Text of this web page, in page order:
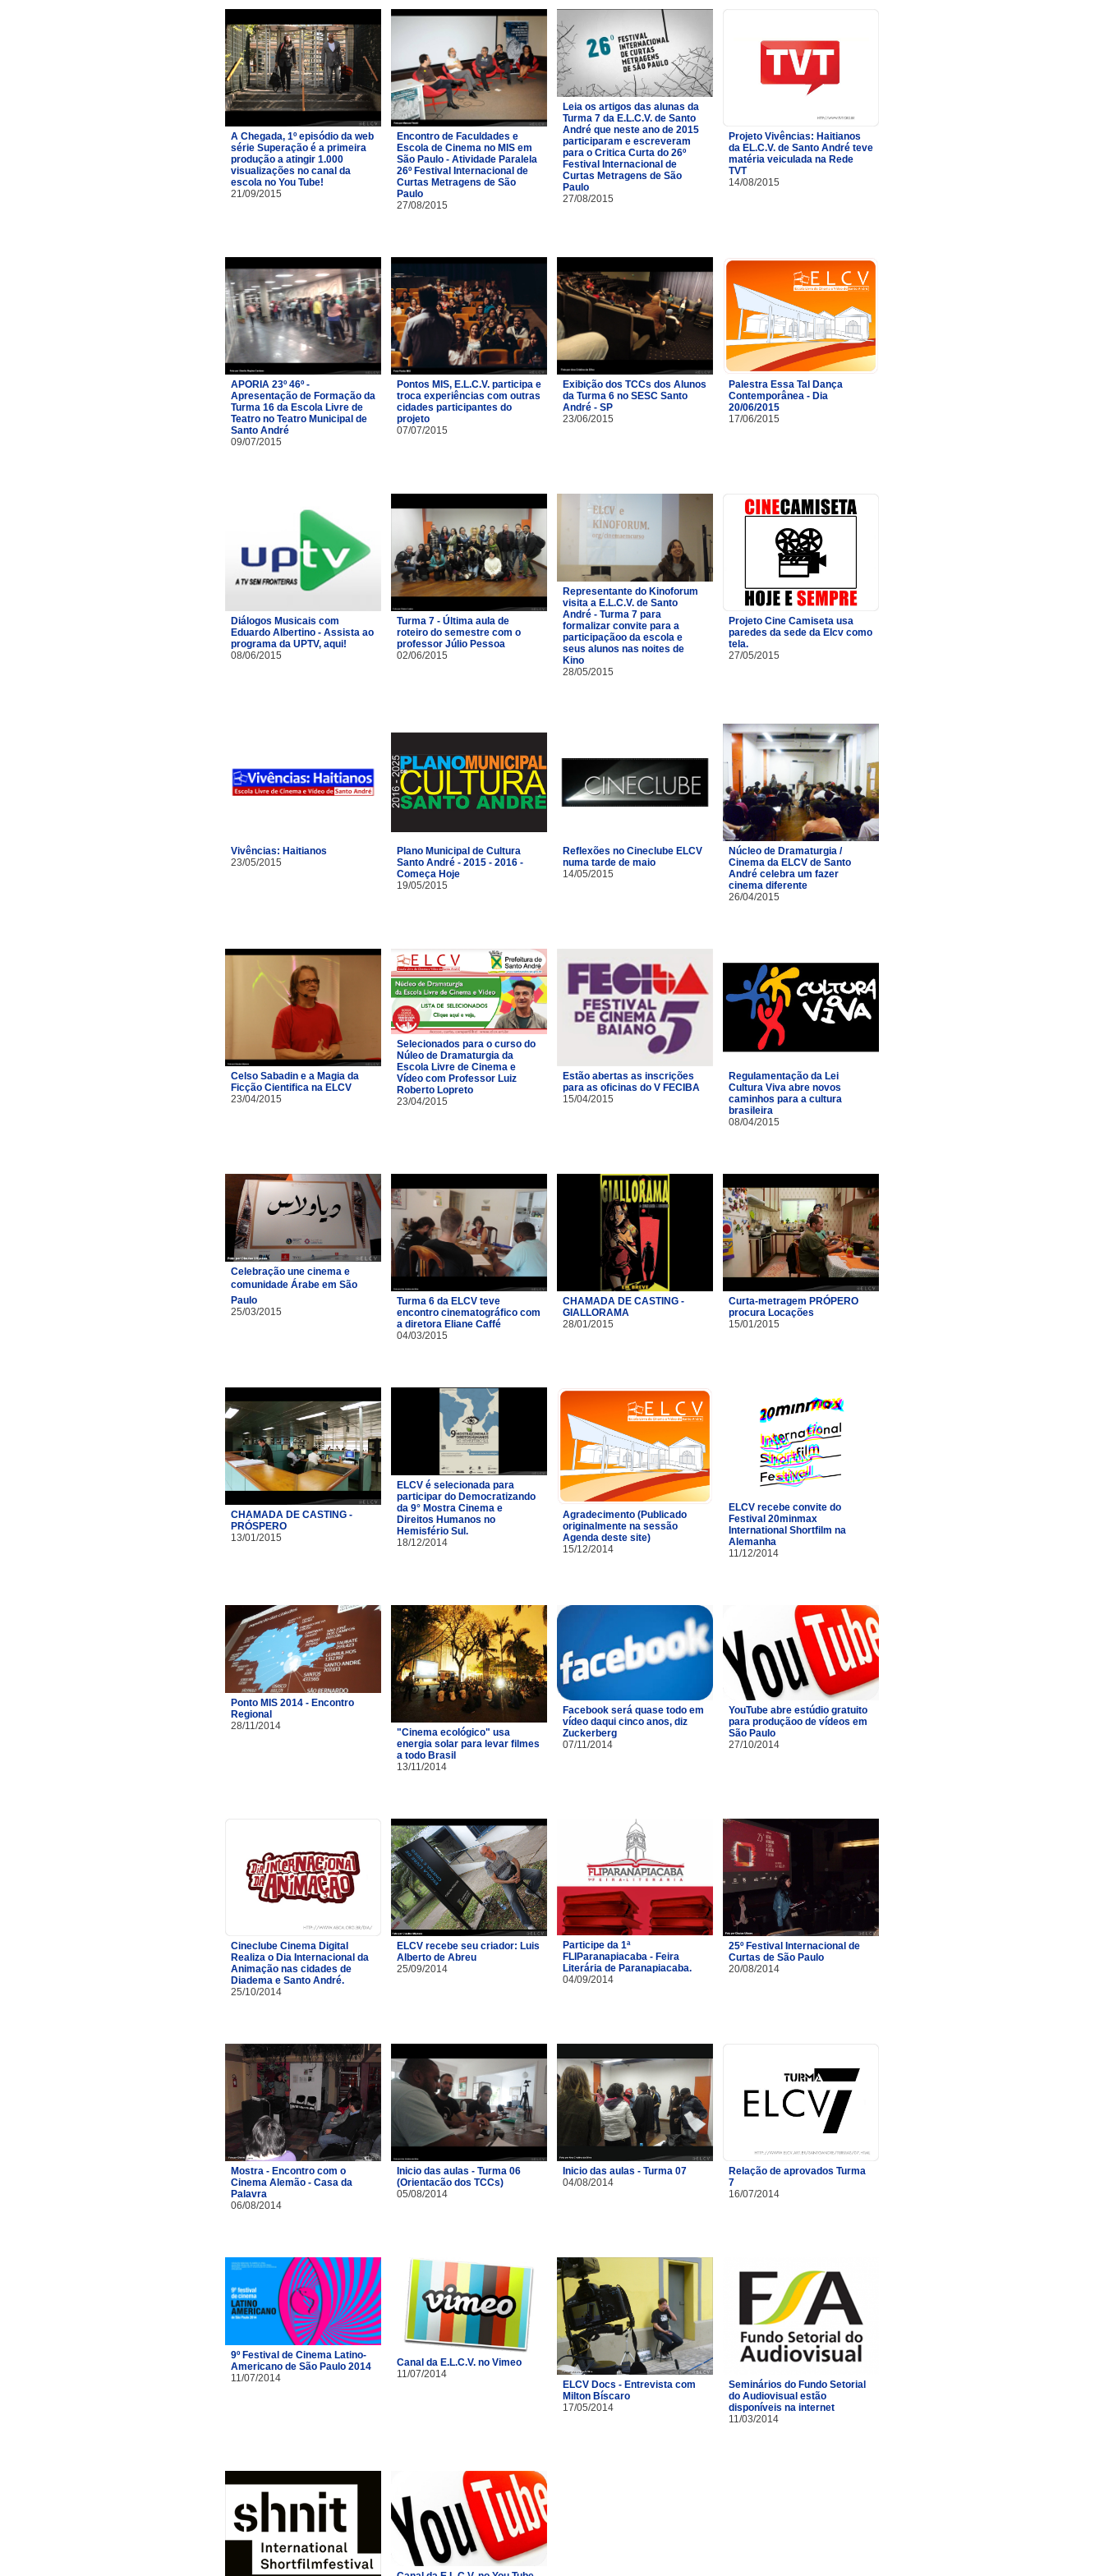
A Chegada, 1º episódio da web
série Superação é a primeira
produção a atingir 1.000
visualizações no canal da
escola no You Tube!
21/09/2015
Encontro de Faculdades e
Escola de Cinema no MIS em
São Paulo - Atividade Paralela
26º Festival Internacional de
Curtas Metragens de São
Paulo
27/08/2015
Leia os artigos das alunas da
Turma 7 da E.L.C.V. de Santo
André que neste ano de 2015
participaram e escreveram
para o Critica Curta do 26º
Festival Internacional de
Curtas Metragens de São
Paulo
27/08/2015
Projeto Vivências: Haitianos
da EL.C.V. de Santo André teve
matéria veiculada na Rede
TVT
14/08/2015
APORIA 23º 46º -
Apresentação de Formação da
Turma 16 da Escola Livre de
Teatro no Teatro Municipal de
Santo André
09/07/2015
Pontos MIS, E.L.C.V. participa e
troca experiências com outras
cidades participantes do
projeto
07/07/2015
Exibição dos TCCs dos Alunos
da Turma 6 no SESC Santo
André - SP
23/06/2015
Palestra Essa Tal Dança
Contemporânea - Dia
20/06/2015
17/06/2015
Diálogos Musicais com
Eduardo Albertino - Assista ao
programa da UPTV, aqui!
08/06/2015
Turma 7 - Última aula de
roteiro do semestre com o
professor Júlio Pessoa
02/06/2015
Representante do Kinoforum
visita a E.L.C.V. de Santo
André - Turma 7 para
formalizar convite para a
participaçãoo da escola e
seus alunos nas noites de
Kino
28/05/2015
Projeto Cine Camiseta usa
paredes da sede da Elcv como
tela.
27/05/2015
Vivências: Haitianos
23/05/2015
Plano Municipal de Cultura
Santo André - 2015 - 2016 -
Começa Hoje
19/05/2015
Reflexões no Cineclube ELCV
numa tarde de maio
14/05/2015
Núcleo de Dramaturgia /
Cinema da ELCV de Santo
André celebra um fazer
cinema diferente
26/04/2015
Celso Sabadin e a Magia da
Ficção Cientifica na ELCV
23/04/2015
Selecionados para o curso do
Núleo de Dramaturgia da
Escola Livre de Cinema e
Vídeo com Professor Luiz
Roberto Lopreto
23/04/2015
Estão abertas as inscrições
para as oficinas do V FECIBA
15/04/2015
Regulamentação da Lei
Cultura Viva abre novos
caminhos para a cultura
brasileira
08/04/2015
Celebração une cinema e
comunidade Árabe em São
Paulo
25/03/2015
Turma 6 da ELCV teve
encontro cinematográfico com
a diretora Eliane Caffé
04/03/2015
CHAMADA DE CASTING -
GIALLORAMA
28/01/2015
Curta-metragem PRÓPERO
procura Locações
15/01/2015
CHAMADA DE CASTING -
PRÓSPERO
13/01/2015
ELCV é selecionada para
participar do Democratizando
da 9° Mostra Cinema e
Direitos Humanos no
Hemisfério Sul.
18/12/2014
Agradecimento (Publicado
originalmente na sessão
Agenda deste site)
15/12/2014
ELCV recebe convite do
Festival 20minmax
International Shortfilm na
Alemanha
11/12/2014
Ponto MIS 2014 - Encontro
Regional
28/11/2014
"Cinema ecológico" usa
energia solar para levar filmes
a todo Brasil
13/11/2014
Facebook será quase todo em
vídeo daqui cinco anos, diz
Zuckerberg
07/11/2014
YouTube abre estúdio gratuito
para produçãoo de vídeos em
São Paulo
27/10/2014
Cineclube Cinema Digital
Realiza o Dia Internacional da
Animação nas cidades de
Diadema e Santo André.
25/10/2014
ELCV recebe seu criador: Luis
Alberto de Abreu
25/09/2014
Participe da 1ª
FLIParanapiacaba - Feira
Literária de Paranapiacaba.
04/09/2014
25º Festival Internacional de
Curtas de São Paulo
20/08/2014
Mostra - Encontro com o
Cinema Alemão - Casa da
Palavra
06/08/2014
Inicio das aulas - Turma 06
(Orientacão dos TCCs)
05/08/2014
Inicio das aulas - Turma 07
04/08/2014
Relação de aprovados Turma
7
16/07/2014
9º Festival de Cinema Latino-
Americano de São Paulo 2014
11/07/2014
Canal da E.L.C.V. no Vimeo
11/07/2014
ELCV Docs - Entrevista com
Milton Bíscaro
17/05/2014
Seminários do Fundo Setorial
do Audiovisual estão
disponíveis na internet
11/03/2014